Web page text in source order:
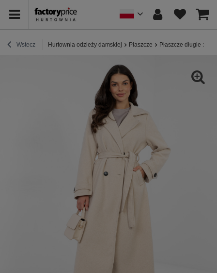
Wstecz Hurtownia odzieży damskiej Płaszcze Płaszcze długie